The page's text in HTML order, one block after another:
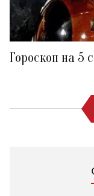
Гороскоп на 5